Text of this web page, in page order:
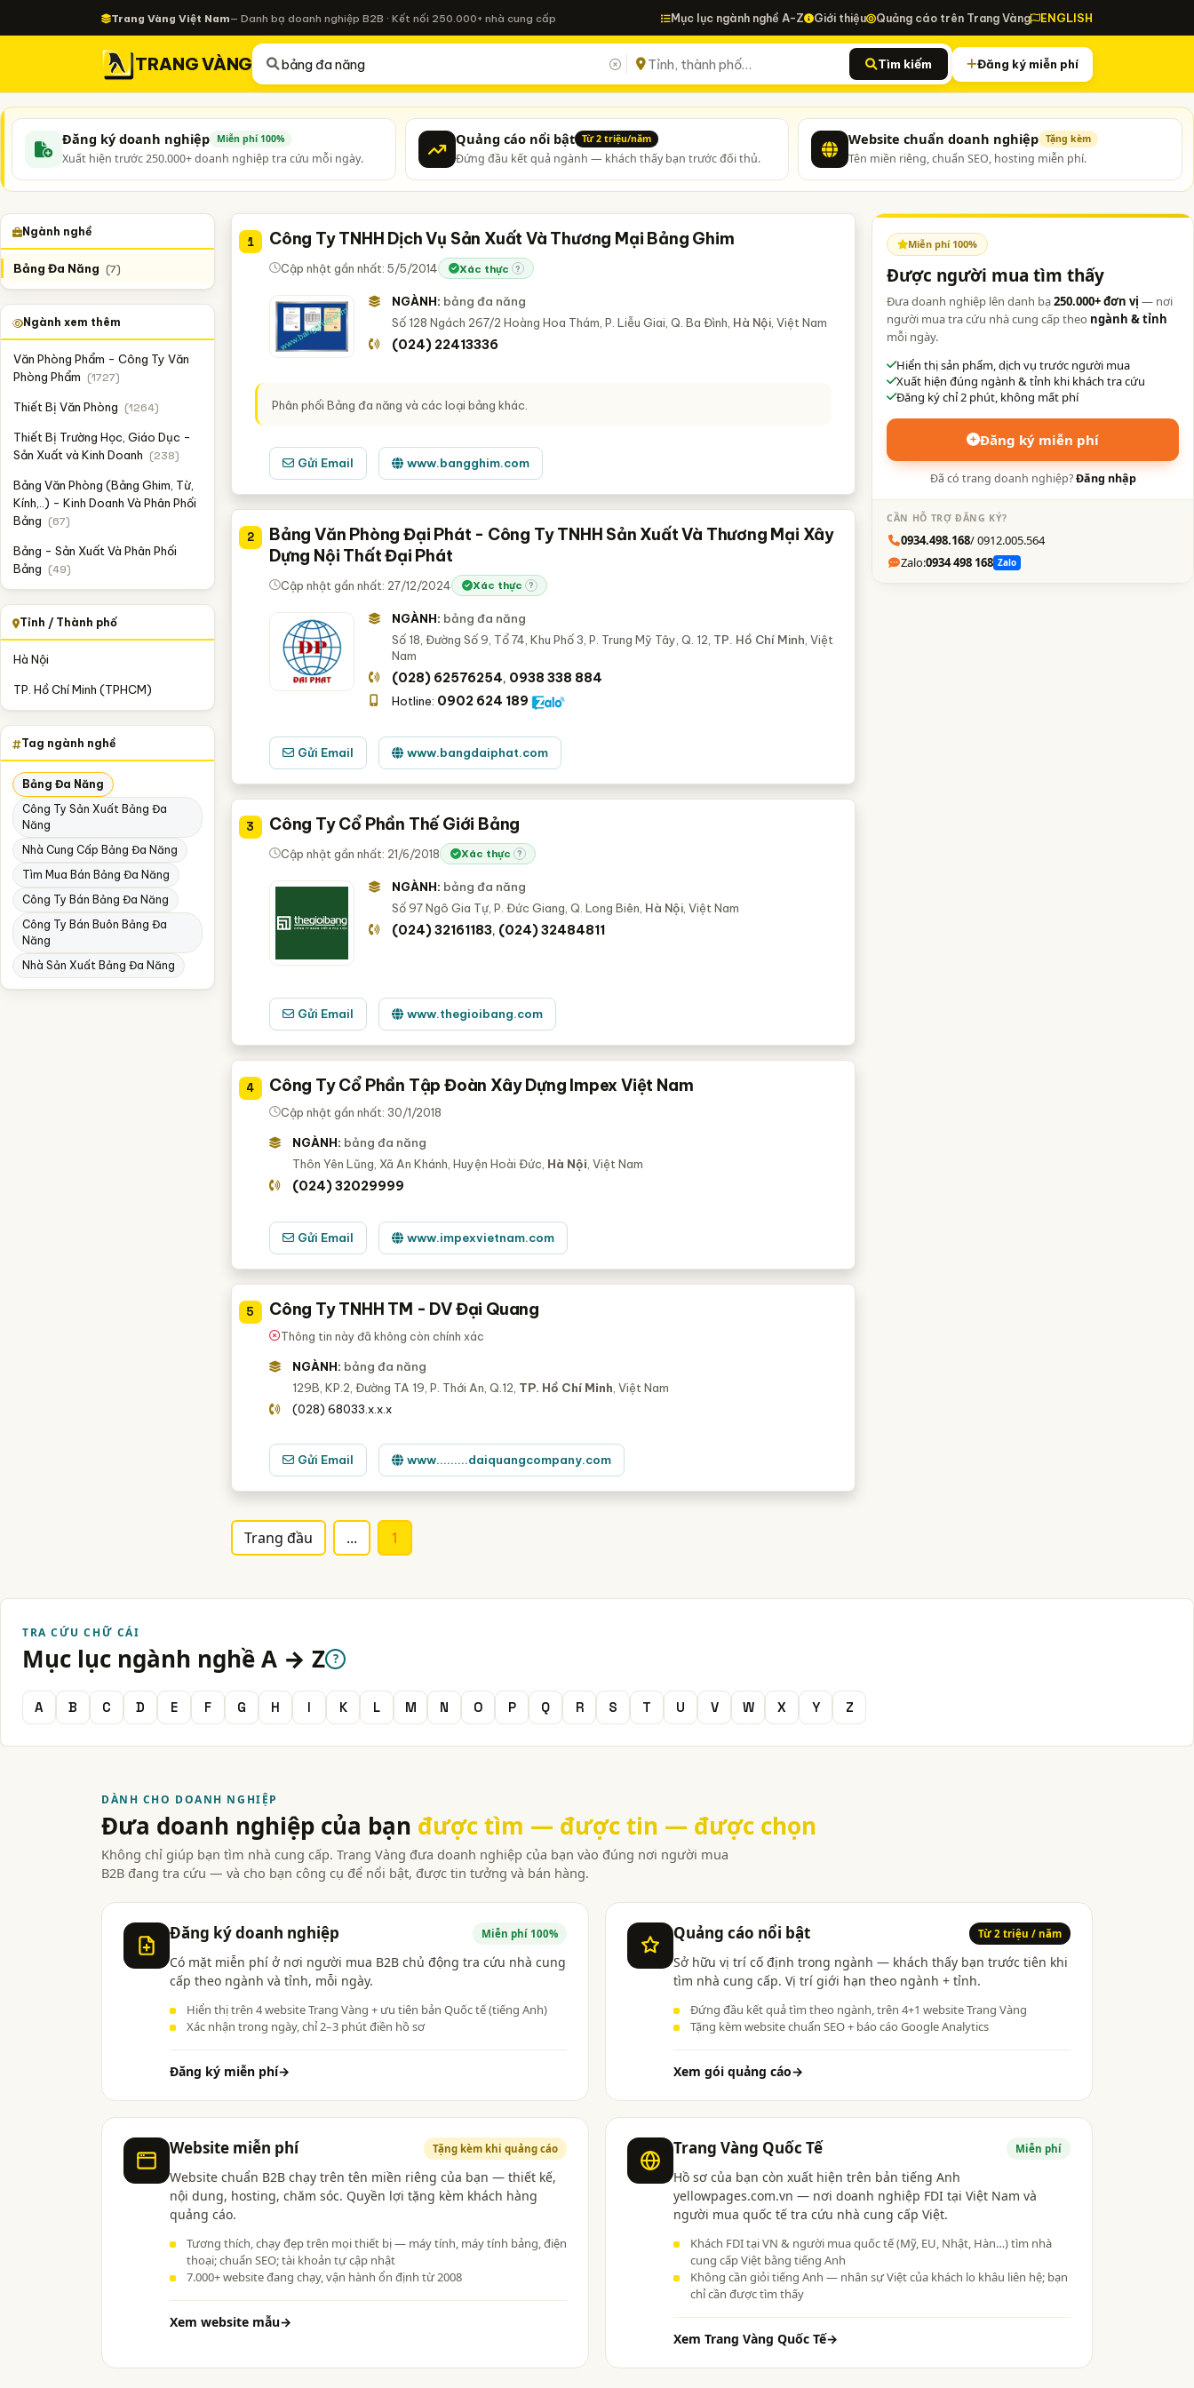
Trang Vàng Việt Nam— Danh bạ doanh nghiệp B2B · Kết nối 250.000+ nhà cung cấp Mục lục ngành nghề A-Z Giới thiệu Quảng cáo trên Trang Vàng ENGLISH
TRANG VÀNG Tìm kiếm Đăng ký miễn phí
Đăng ký doanh nghiệp Miễn phí 100%
Xuất hiện trước 250.000+ doanh nghiệp tra cứu mỗi ngày.
Quảng cáo nổi bật Từ 2 triệu/năm
Đứng đầu kết quả ngành — khách thấy bạn trước đối thủ.
Website chuẩn doanh nghiệp Tặng kèm
Tên miền riêng, chuẩn SEO, hosting miễn phí.
Ngành nghề
Bảng Đa Năng (7)
Ngành xem thêm
Văn Phòng Phẩm - Công Ty Văn
Phòng Phẩm (1727)
Thiết Bị Văn Phòng (1264)
Thiết Bị Trường Học, Giáo Dục -
Sản Xuất và Kinh Doanh (238)
Bảng Văn Phòng (Bảng Ghim, Từ,
Kính,..) - Kinh Doanh Và Phân Phối
Bảng (67)
Bảng - Sản Xuất Và Phân Phối
Bảng (49)
Tỉnh / Thành phố
Hà Nội
TP. Hồ Chí Minh (TPHCM)
Tag ngành nghề
Bảng Đa Năng
Công Ty Sản Xuất Bảng Đa
Năng
Nhà Cung Cấp Bảng Đa Năng
Tìm Mua Bán Bảng Đa Năng
Công Ty Bán Bảng Đa Năng
Công Ty Bán Buôn Bảng Đa
Năng
Nhà Sản Xuất Bảng Đa Năng
1 Công Ty TNHH Dịch Vụ Sản Xuất Và Thương Mại Bảng Ghim
Cập nhật gần nhất: 5/5/2014 Xác thực ?
NGÀNH: bảng đa năng
Số 128 Ngách 267/2 Hoàng Hoa Thám, P. Liễu Giai, Q. Ba Đình, Hà Nội , Việt Nam
(024) 22413336
Phân phối Bảng đa năng và các loại bảng khác.
Gửi Email www.bangghim.com
2
Bảng Văn Phòng Đại Phát - Công Ty TNHH Sản Xuất Và Thương Mại Xây
Dựng Nội Thất Đại Phát
Cập nhật gần nhất: 27/12/2024 Xác thực ?
NGÀNH: bảng đa năng
Số 18, Đường Số 9, Tổ 74, Khu Phố 3, P. Trung Mỹ Tây, Q. 12, TP. Hồ Chí Minh , Việt
Nam
(028) 62576254, 0938 338 884
Hotline: 0902 624 189
Gửi Email www.bangdaiphat.com
3 Công Ty Cổ Phần Thế Giới Bảng
Cập nhật gần nhất: 21/6/2018 Xác thực ?
NGÀNH: bảng đa năng
Số 97 Ngô Gia Tự, P. Đức Giang, Q. Long Biên, Hà Nội , Việt Nam
(024) 32161183, (024) 32484811
Gửi Email www.thegioibang.com
4 Công Ty Cổ Phần Tập Đoàn Xây Dựng Impex Việt Nam
Cập nhật gần nhất: 30/1/2018
NGÀNH: bảng đa năng
Thôn Yên Lũng, Xã An Khánh, Huyện Hoài Đức, Hà Nội , Việt Nam
(024) 32029999
Gửi Email www.impexvietnam.com
5 Công Ty TNHH TM - DV Đại Quang
Thông tin này đã không còn chính xác
NGÀNH: bảng đa năng
129B, KP.2, Đường TA 19, P. Thới An, Q.12, TP. Hồ Chí Minh , Việt Nam
(028) 68033.x.x.x
Gửi Email www.........daiquangcompany.com
Trang đầu ... 1
Miễn phí 100%
Được người mua tìm thấy
Đưa doanh nghiệp lên danh bạ250.000+ đơn vị — nơi
người mua tra cứu nhà cung cấp theo ngành & tỉnh
mỗi ngày.
Hiển thị sản phẩm, dịch vụ trước người mua
Xuất hiện đúng ngành & tỉnh khi khách tra cứu
Đăng ký chỉ 2 phút, không mất phí
Đăng ký miễn phí
Đã có trang doanh nghiệp?Đăng nhập
CẦN HỖ TRỢ ĐĂNG KÝ?
0934.498.168/ 0912.005.564
Zalo:0934 498 168 Zalo
TRA CỨU CHỮ CÁI
Mục lục ngành nghề A → Z ?
A B C D E F G H I K L M N O P Q R S T U V W X Y Z
DÀNH CHO DOANH NGHIỆP
Đưa doanh nghiệp của bạn được tìm — được tin — được chọn
Không chỉ giúp bạn tìm nhà cung cấp. Trang Vàng đưa doanh nghiệp của bạn vào đúng nơi người mua
B2B đang tra cứu — và cho bạn công cụ để nổi bật, được tin tưởng và bán hàng.
Đăng ký doanh nghiệp Miễn phí 100%
Có mặt miễn phí ở nơi người mua B2B chủ động tra cứu nhà cung
cấp theo ngành và tỉnh, mỗi ngày.
Hiển thị trên 4 website Trang Vàng + ưu tiên bản Quốc tế (tiếng Anh)
Xác nhận trong ngày, chỉ 2–3 phút điền hồ sơ
Đăng ký miễn phí→
Quảng cáo nổi bật Từ 2 triệu / năm
Sở hữu vị trí cố định trong ngành — khách thấy bạn trước tiên khi
tìm nhà cung cấp. Vị trí giới hạn theo ngành + tỉnh.
Đứng đầu kết quả tìm theo ngành, trên 4+1 website Trang Vàng
Tặng kèm website chuẩn SEO + báo cáo Google Analytics
Xem gói quảng cáo→
Website miễn phí Tặng kèm khi quảng cáo
Website chuẩn B2B chạy trên tên miền riêng của bạn — thiết kế,
nội dung, hosting, chăm sóc. Quyền lợi tặng kèm khách hàng
quảng cáo.
Tương thích, chạy đẹp trên mọi thiết bị — máy tính, máy tính bảng, điện
thoại; chuẩn SEO; tài khoản tự cập nhật
7.000+ website đang chạy, vận hành ổn định từ 2008
Xem website mẫu→
Trang Vàng Quốc Tế Miễn phí
Hồ sơ của bạn còn xuất hiện trên bản tiếng Anh
yellowpages.com.vn — nơi doanh nghiệp FDI tại Việt Nam và
người mua quốc tế tra cứu nhà cung cấp Việt.
Khách FDI tại VN & người mua quốc tế (Mỹ, EU, Nhật, Hàn…) tìm nhà
cung cấp Việt bằng tiếng Anh
Không cần giỏi tiếng Anh — nhân sự Việt của khách lo khâu liên hệ; bạn
chỉ cần được tìm thấy
Xem Trang Vàng Quốc Tế→